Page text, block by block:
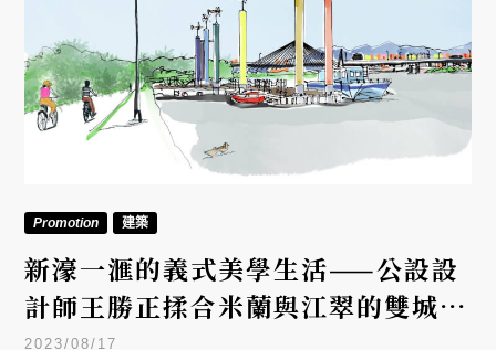
Promotion 建築
新濠一滙的義式美學生活——公設設
計師王勝正揉合米蘭與江翠的雙城美
2023/08/17